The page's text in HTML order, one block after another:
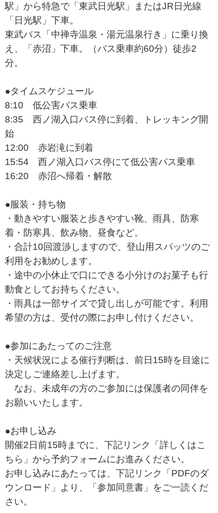
駅」から特急で「東武日光駅」またはJR日光線
「日光駅」下車。
東武バス「中禅寺温泉・湯元温泉行き」に乗り換
え、「赤沼」下車。（バス乗車約60分）徒歩2
分。
●タイムスケジュール
8:10 低公害バス乗車
8:35 西ノ湖入口バス停に到着、トレッキング開
始
12:00 赤岩滝に到着
15:54 西ノ湖入口バス停にて低公害バス乗車
16:20 赤沼へ帰着・解散
●服装・持ち物
・動きやすい服装と歩きやすい靴、雨具、防寒
着・防寒具、飲み物、昼食など。
・合計10回渡渉しますので、登山用スパッツのご
利用をお勧めします。
・途中の小休止で口にできる小分けのお菓子も行
動食としてお持ちください。
・雨具は一部サイズで貸し出しが可能です。利用
希望の方は、受付の際にお申し付けください。
●参加にあたってのご注意
・天候状況による催行判断は、前日15時を目途に
決定しご連絡差し上げます。
なお、未成年の方のご参加には保護者の同伴を
お願いいたします。
●お申し込み
開催2日前15時までに、下記リンク「詳しくはこ
ちら」から予約フォームにお進みください。
お申し込みにあたっては、下記リンク「PDFのダ
ウンロード」より、「参加同意書」をご一読くだ
さい。